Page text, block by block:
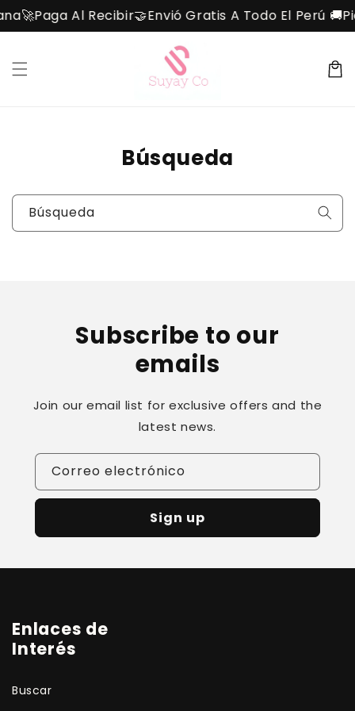
contenido
Paga Al Recibir🤝Envió Gratis A Todo El Perú 🚚
Carrito
Búsqueda
Búsqueda
Subscribe to our
emails
Join our email list for exclusive offers and the
latest news.
Correo electrónico
Sign up
Enlaces de
Interés
Buscar